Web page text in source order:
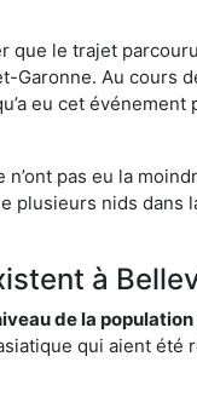
que le trajet
Au cours
eu cet
pas eu la
plusieurs nids dans
à
de la
qui aient été